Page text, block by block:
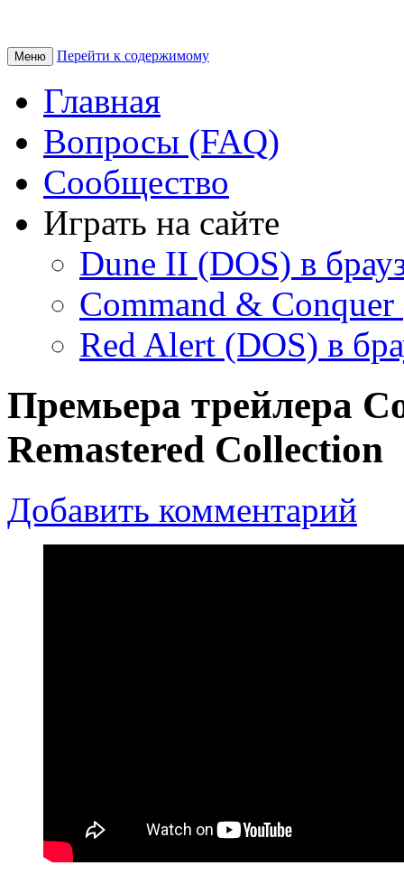
Меню Перейти к содержимому
Главная
Вопросы (FAQ)
Сообщество
Играть на сайте
Dune II (DOS) в
Command & Conquer
Red Alert (DOS) в
Премьера трейлера
Remastered Collection
Добавить комментарий